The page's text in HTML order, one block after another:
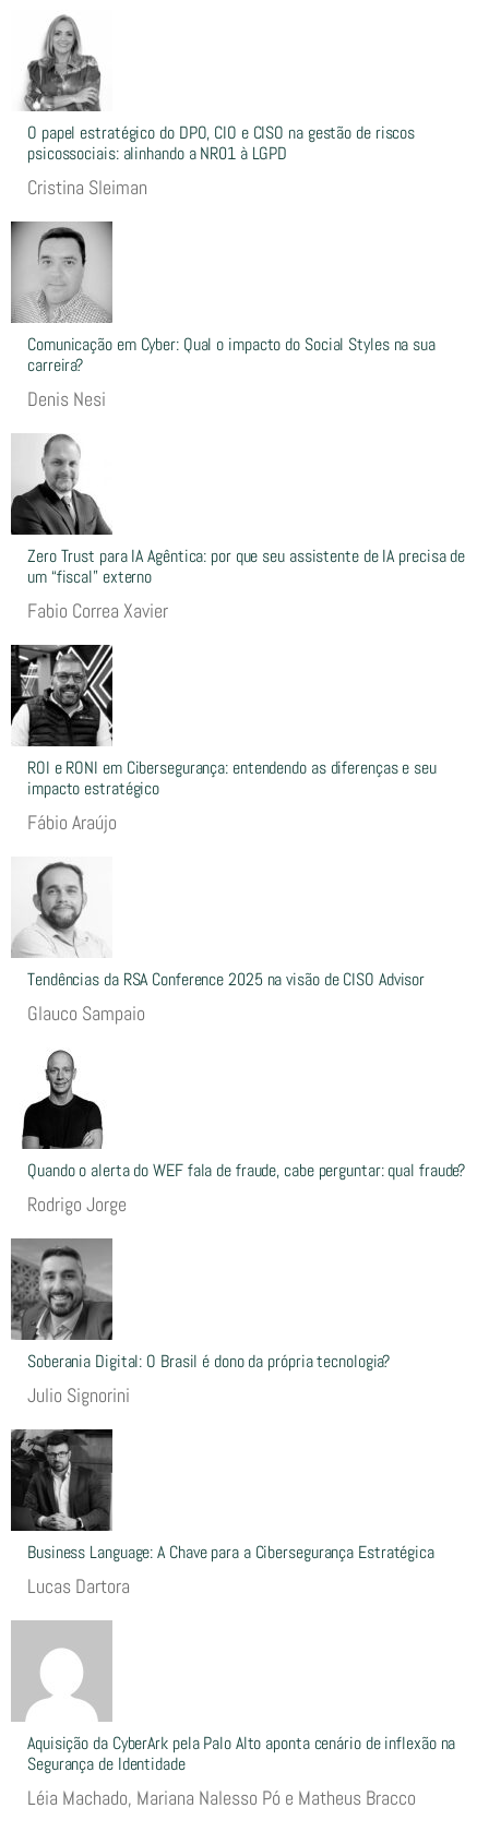
O papel estratégico do DPO, CIO e CISO na gestão de riscos
psicossociais: alinhando a NR01 à LGPD
Cristina Sleiman
Comunicação em Cyber: Qual o impacto do Social Styles na sua
carreira?
Denis Nesi
Zero Trust para IA Agêntica: por que seu assistente de IA precisa de
um “fiscal” externo
Fabio Correa Xavier
ROI e RONI em Cibersegurança: entendendo as diferenças e seu
impacto estratégico
Fábio Araújo
Tendências da RSA Conference 2025 na visão de CISO Advisor
Glauco Sampaio
Quando o alerta do WEF fala de fraude, cabe perguntar: qual fraude?
Rodrigo Jorge
Soberania Digital: O Brasil é dono da própria tecnologia?
Julio Signorini
Business Language: A Chave para a Cibersegurança Estratégica
Lucas Dartora
Aquisição da CyberArk pela Palo Alto aponta cenário de inflexão na
Segurança de Identidade
Léia Machado, Mariana Nalesso Pó e Matheus Bracco